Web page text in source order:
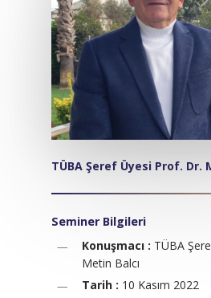
TÜBA Şeref Üyesi Prof. Dr.
Seminer Bilgileri
Konuşmacı : TÜBA
Metin Balcı
Tarih : 10 Kasım 2022